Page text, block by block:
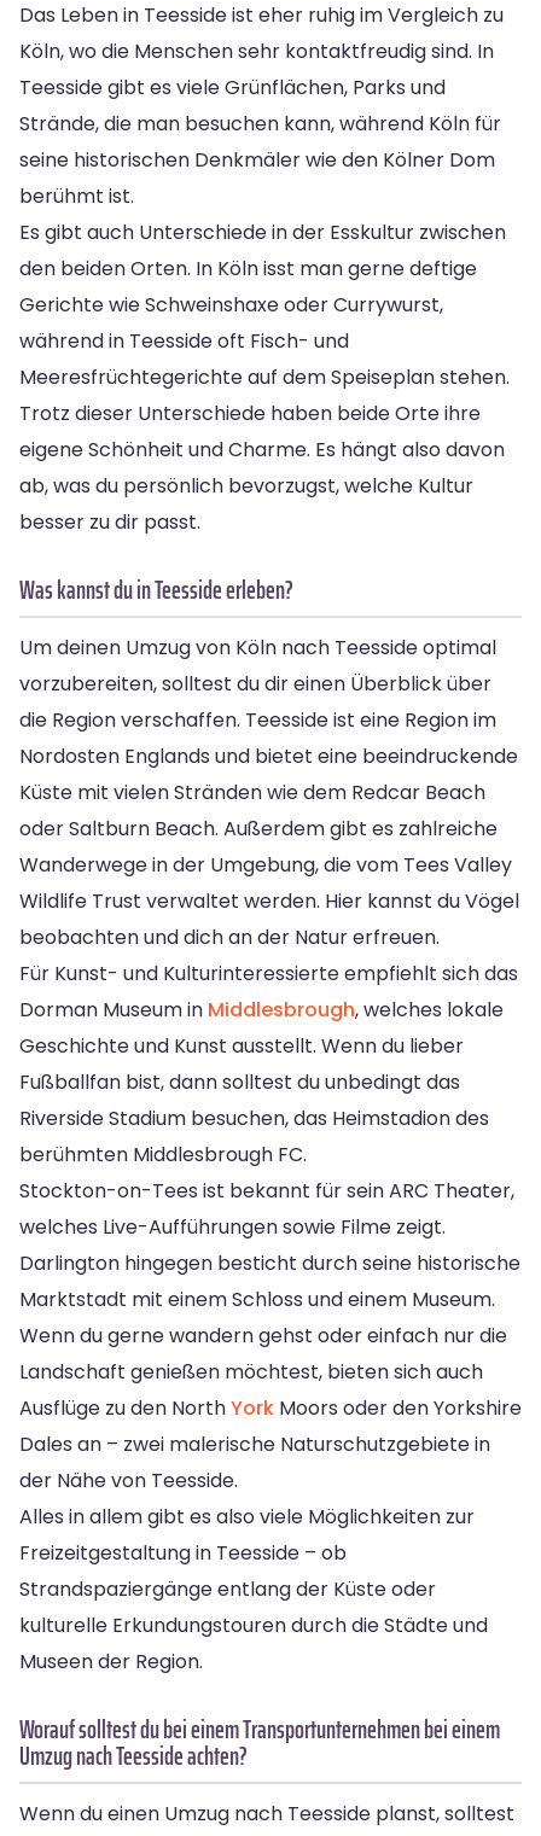
Das Leben in Teesside ist eher ruhig im Vergleich zu
Köln, wo die Menschen sehr kontaktfreudig sind. In
Teesside gibt es viele Grünflächen, Parks und
Strände, die man besuchen kann, während Köln für
seine historischen Denkmäler wie den Kölner Dom
berühmt ist.
Es gibt auch Unterschiede in der Esskultur zwischen
den beiden Orten. In Köln isst man gerne deftige
Gerichte wie Schweinshaxe oder Currywurst,
während in Teesside oft Fisch- und
Meeresfrüchtegerichte auf dem Speiseplan stehen.
Trotz dieser Unterschiede haben beide Orte ihre
eigene Schönheit und Charme. Es hängt also davon
ab, was du persönlich bevorzugst, welche Kultur
besser zu dir passt.
Was kannst du in Teesside erleben?
Um deinen Umzug von Köln nach Teesside optimal
vorzubereiten, solltest du dir einen Überblick über
die Region verschaffen. Teesside ist eine Region im
Nordosten Englands und bietet eine beeindruckende
Küste mit vielen Stränden wie dem Redcar Beach
oder Saltburn Beach. Außerdem gibt es zahlreiche
Wanderwege in der Umgebung, die vom Tees Valley
Wildlife Trust verwaltet werden. Hier kannst du Vögel
beobachten und dich an der Natur erfreuen.
Für Kunst- und Kulturinteressierte empfiehlt sich das
Dorman Museum in Middlesbrough, welches lokale
Geschichte und Kunst ausstellt. Wenn du lieber
Fußballfan bist, dann solltest du unbedingt das
Riverside Stadium besuchen, das Heimstadion des
berühmten Middlesbrough FC.
Stockton-on-Tees ist bekannt für sein ARC Theater,
welches Live-Aufführungen sowie Filme zeigt.
Darlington hingegen besticht durch seine historische
Marktstadt mit einem Schloss und einem Museum.
Wenn du gerne wandern gehst oder einfach nur die
Landschaft genießen möchtest, bieten sich auch
Ausflüge zu den NorthYork Moors oder den Yorkshire
Dales an – zwei malerische Naturschutzgebiete in
der Nähe von Teesside.
Alles in allem gibt es also viele Möglichkeiten zur
Freizeitgestaltung in Teesside – ob
Strandspaziergänge entlang der Küste oder
kulturelle Erkundungstouren durch die Städte und
Museen der Region.
Worauf solltest du bei einem Transportunternehmen bei einem
Umzug nach Teesside achten?
Wenn du einen Umzug nach Teesside planst, solltest